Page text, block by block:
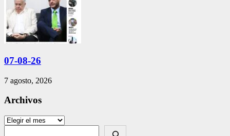
07-08-26
7 agosto, 2026
Archivos
Archivos